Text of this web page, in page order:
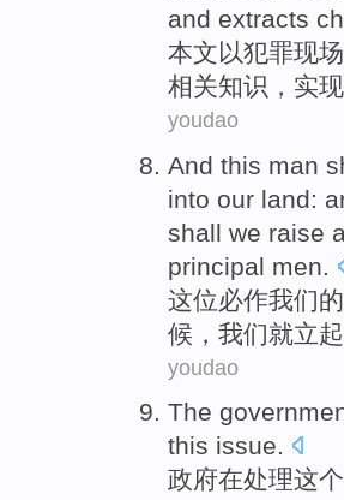
and extracts
本文以犯罪现
相关知识，实
youdao
And this man
into our land:
shall we raise
principal men
这位必作我们的
候 ， 我们就立起
youdao
The
this issue.
政府在处理这个